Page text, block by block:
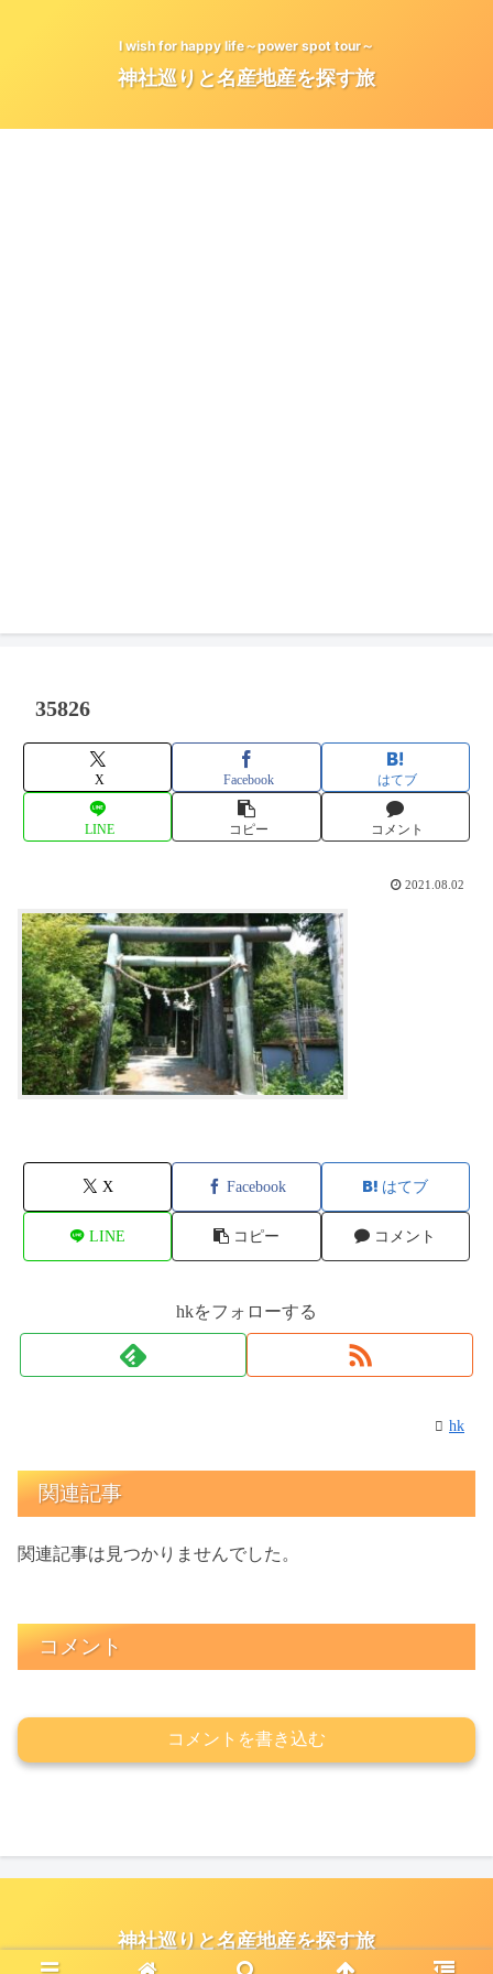
I wish for happy life～power spot tour～
神社巡りと名産地産を探す旅
35826
X Facebook はてブ
LINE コピー コメント
2021.08.02
X Facebook はてブ
LINE コピー コメント
hkをフォローする
hk
関連記事
関連記事は見つかりませんでした。
コメント
コメントを書き込む
神社巡りと名産地産を探す旅